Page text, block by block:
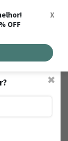
OFF
X
✖
- GO
GO? Então,